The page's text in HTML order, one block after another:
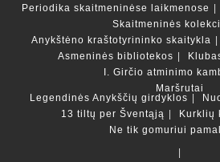
Periodika skaitmeninėse laikmenose
Skaitmeninės
Anykštėno kraštotyrininko skaitykla
Asmeninės bibliotekos
I. Girčio atminimo
Maršrutai
Legendinės Anykščių girdyklos
13 tiltų per Šventąją
Kurklių
Ne tik gomuriui